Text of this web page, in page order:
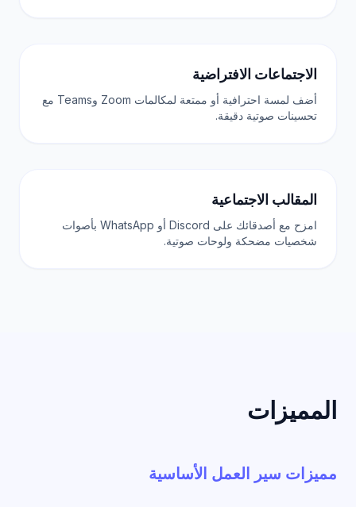
الاجتماعات الافتراضية
أضف لمسة احترافية أو ممتعة لمكالمات Zoom وTeams مع
تحسينات صوتية دقيقة.
المقالب الاجتماعية
امزح مع أصدقائك على Discord أو WhatsApp بأصوات
شخصيات مضحكة ولوحات صوتية.
المميزات
مميزات سير العمل الأساسية